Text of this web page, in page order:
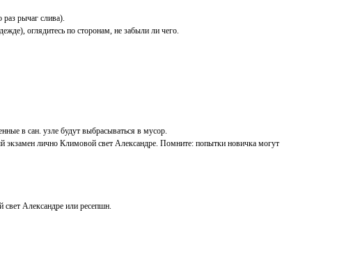
раз рычаг слива).
оглядитесь по сторонам, не забыли ли чего.
в сан. узле будут выбрасываться в мусор.
лично Климовой свет Александре. Помните: попытки новичка могут
свет Александре или ресепшн.